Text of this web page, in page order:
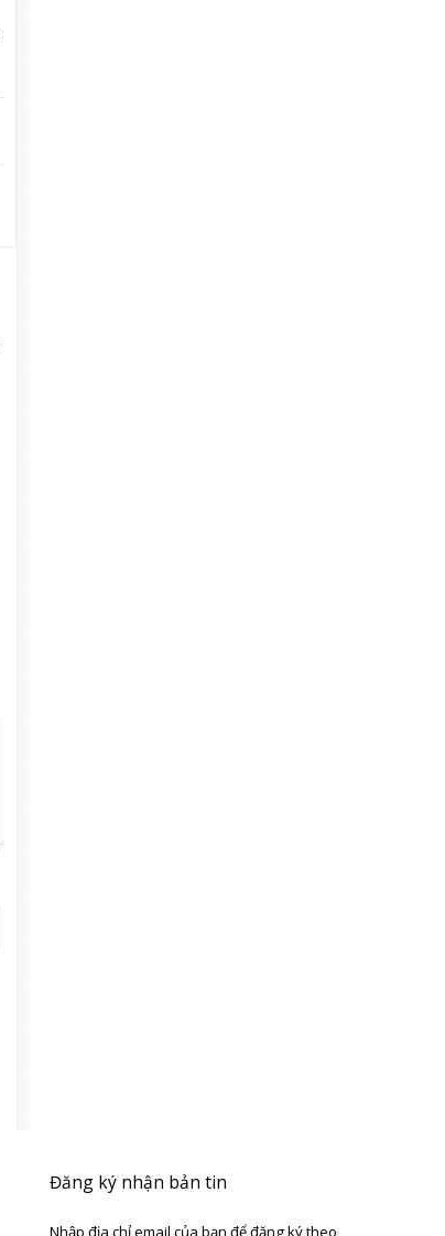
Đăng ký nhận bản tin
Nhập địa chỉ email của bạn để đăng ký theo